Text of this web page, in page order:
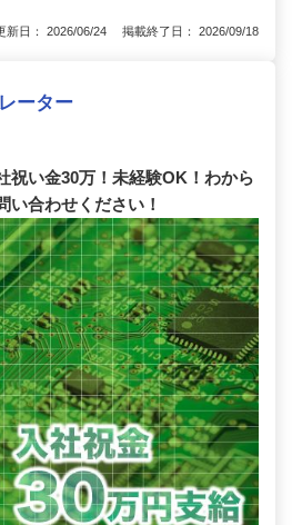
新日： 2026/06/24 掲載終了日： 2026/09/18
ーター
祝い金30万！未経験OK！わから
い合わせください！